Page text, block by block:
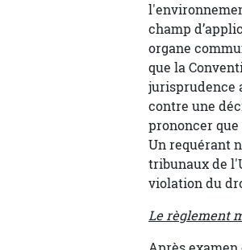
champ
organe
que la
jurisprudence
contre une
prononcer
Un requérant
tribunaux de
violation du
Le règlement